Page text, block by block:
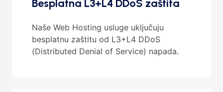
Besplatna L3+L4 DDoS zaštita
Naše Web Hosting usluge uključuju
besplatnu zaštitu od L3+L4 DDoS
(Distributed Denial of Service) napada.